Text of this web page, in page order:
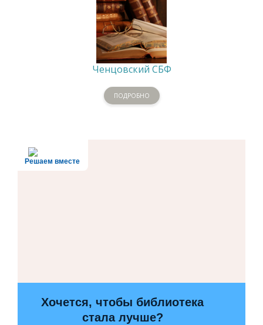
Ченцовский СБФ
ПОДРОБНО
Решаем вместе
Хочется, чтобы библиотека
стала лучше?